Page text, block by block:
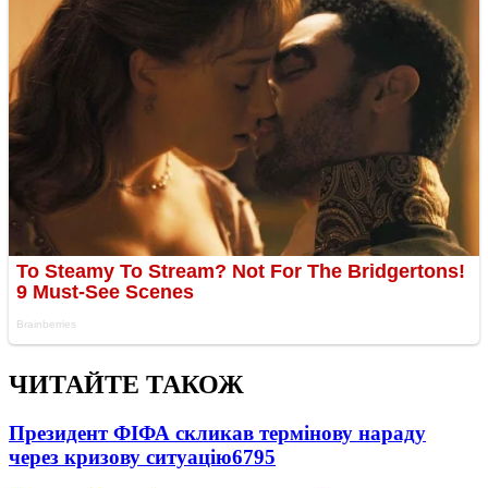
ЧИТАЙТЕ ТАКОЖ
Президент ФІФА скликав термінову нараду
через кризову ситуацію6795